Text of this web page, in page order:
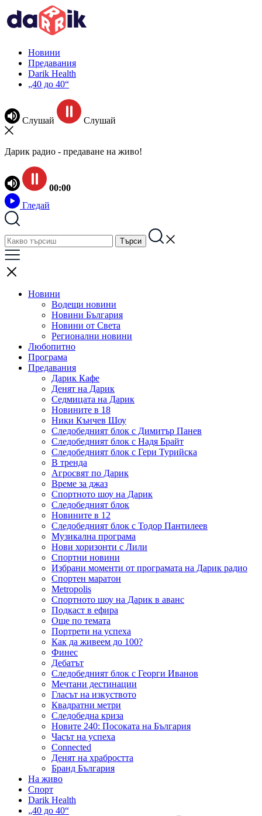
Новини
Предавания
Darik Health
„40 до 40“
Слушай Слушай
Дарик радио - предаване на живо!
00:00
Гледай
Новини
Водещи новини
Новини България
Новини от Света
Регионални новини
Любопитно
Програма
Предавания
Дарик Кафе
Денят на Дарик
Седмицата на Дарик
Новините в 18
Ники Кънчев Шоу
Следобедният блок с Димитър Панев
Следобедният блок с Надя Брайт
Следобедният блок с Гери Турийска
В тренда
Агросвят по Дарик
Време за джаз
Спортното шоу на Дарик
Следобедният блок
Новините в 12
Следобедният блок с Тодор Пантилеев
Музикална програма
Нови хоризонти с Лили
Спортни новини
Избрани моменти от програмата на Дарик радио
Спортен маратон
Metropolis
Спортното шоу на Дарик в аванс
Подкаст в ефира
Още по темата
Портрети на успеха
Как да живеем до 100?
Финес
Дебатът
Следобедният блок с Георги Иванов
Мечтани дестинации
Гласът на изкуството
Квадратни метри
Следобедна криза
Новите 240: Посоката на България
Часът на успеха
Connected
Денят на храбростта
Бранд България
На живо
Спорт
Darik Health
„40 до 40“